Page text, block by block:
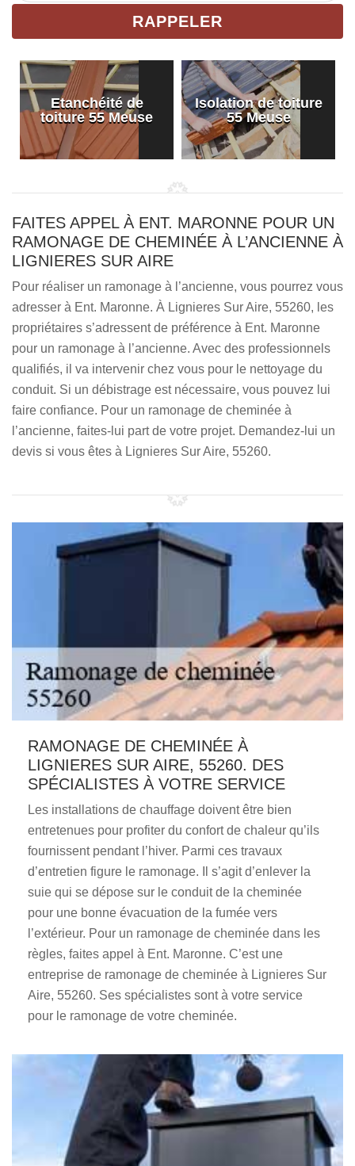
Etanchéité de
toiture 55 Meuse
Isolation de toiture
55 Meuse
FAITES APPEL À ENT. MARONNE POUR UN
RAMONAGE DE CHEMINÉE À L’ANCIENNE À
LIGNIERES SUR AIRE
Pour réaliser un ramonage à l’ancienne, vous pourrez vous
adresser à Ent. Maronne. À Lignieres Sur Aire, 55260, les
propriétaires s’adressent de préférence à Ent. Maronne
pour un ramonage à l’ancienne. Avec des professionnels
qualifiés, il va intervenir chez vous pour le nettoyage du
conduit. Si un débistrage est nécessaire, vous pouvez lui
faire confiance. Pour un ramonage de cheminée à
l’ancienne, faites-lui part de votre projet. Demandez-lui un
devis si vous êtes à Lignieres Sur Aire, 55260.
RAMONAGE DE CHEMINÉE À
LIGNIERES SUR AIRE, 55260. DES
SPÉCIALISTES À VOTRE SERVICE
Les installations de chauffage doivent être bien
entretenues pour profiter du confort de chaleur qu’ils
fournissent pendant l’hiver. Parmi ces travaux
d’entretien figure le ramonage. Il s’agit d’enlever la
suie qui se dépose sur le conduit de la cheminée
pour une bonne évacuation de la fumée vers
l’extérieur. Pour un ramonage de cheminée dans les
règles, faites appel à Ent. Maronne. C’est une
entreprise de ramonage de cheminée à Lignieres Sur
Aire, 55260. Ses spécialistes sont à votre service
pour le ramonage de votre cheminée.